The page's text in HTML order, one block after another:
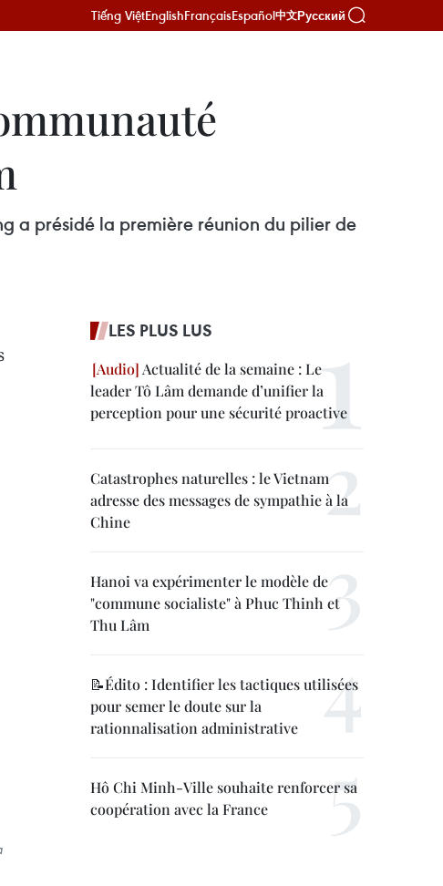
Tiếng ViệtEnglishFrançaisEspañol中文Русский
a présidé la première réunion du pilier de
LES PLUS LUS
Actualité de la semaine : Le
leader Tô Lâm demande d’unifier la
perception pour une sécurité proactive
Catastrophes naturelles : le Vietnam
adresse des messages de sympathie à la
Chine
Hanoi va expérimenter le modèle de
"commune socialiste" à Phuc Thinh et
Thu Lâm
📝Édito : Identifier les tactiques utilisées
pour semer le doute sur la
rationnalisation administrative
Hô Chi Minh-Ville souhaite renforcer sa
coopération avec la France